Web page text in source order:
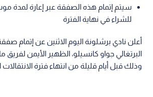
سيتم إتمام هذه الصفقة عبر إعارة لمدة
للشراء في نهاية الفترة
أعلن نادي برشلونة اليوم الاثنين عن إتمام
البرتغالي جواو كانسيلو، الظهير الأيمن
وذلك قبل أيام قليلة من انتهاء فترة الانتقالات